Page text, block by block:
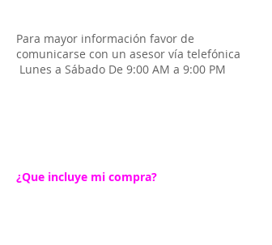
Para mayor información favor de
comunicarse con un asesor vía telefónica
Lunes a Sábado De 9:00 AM a 9:00 PM
¿Que incluye mi compra?